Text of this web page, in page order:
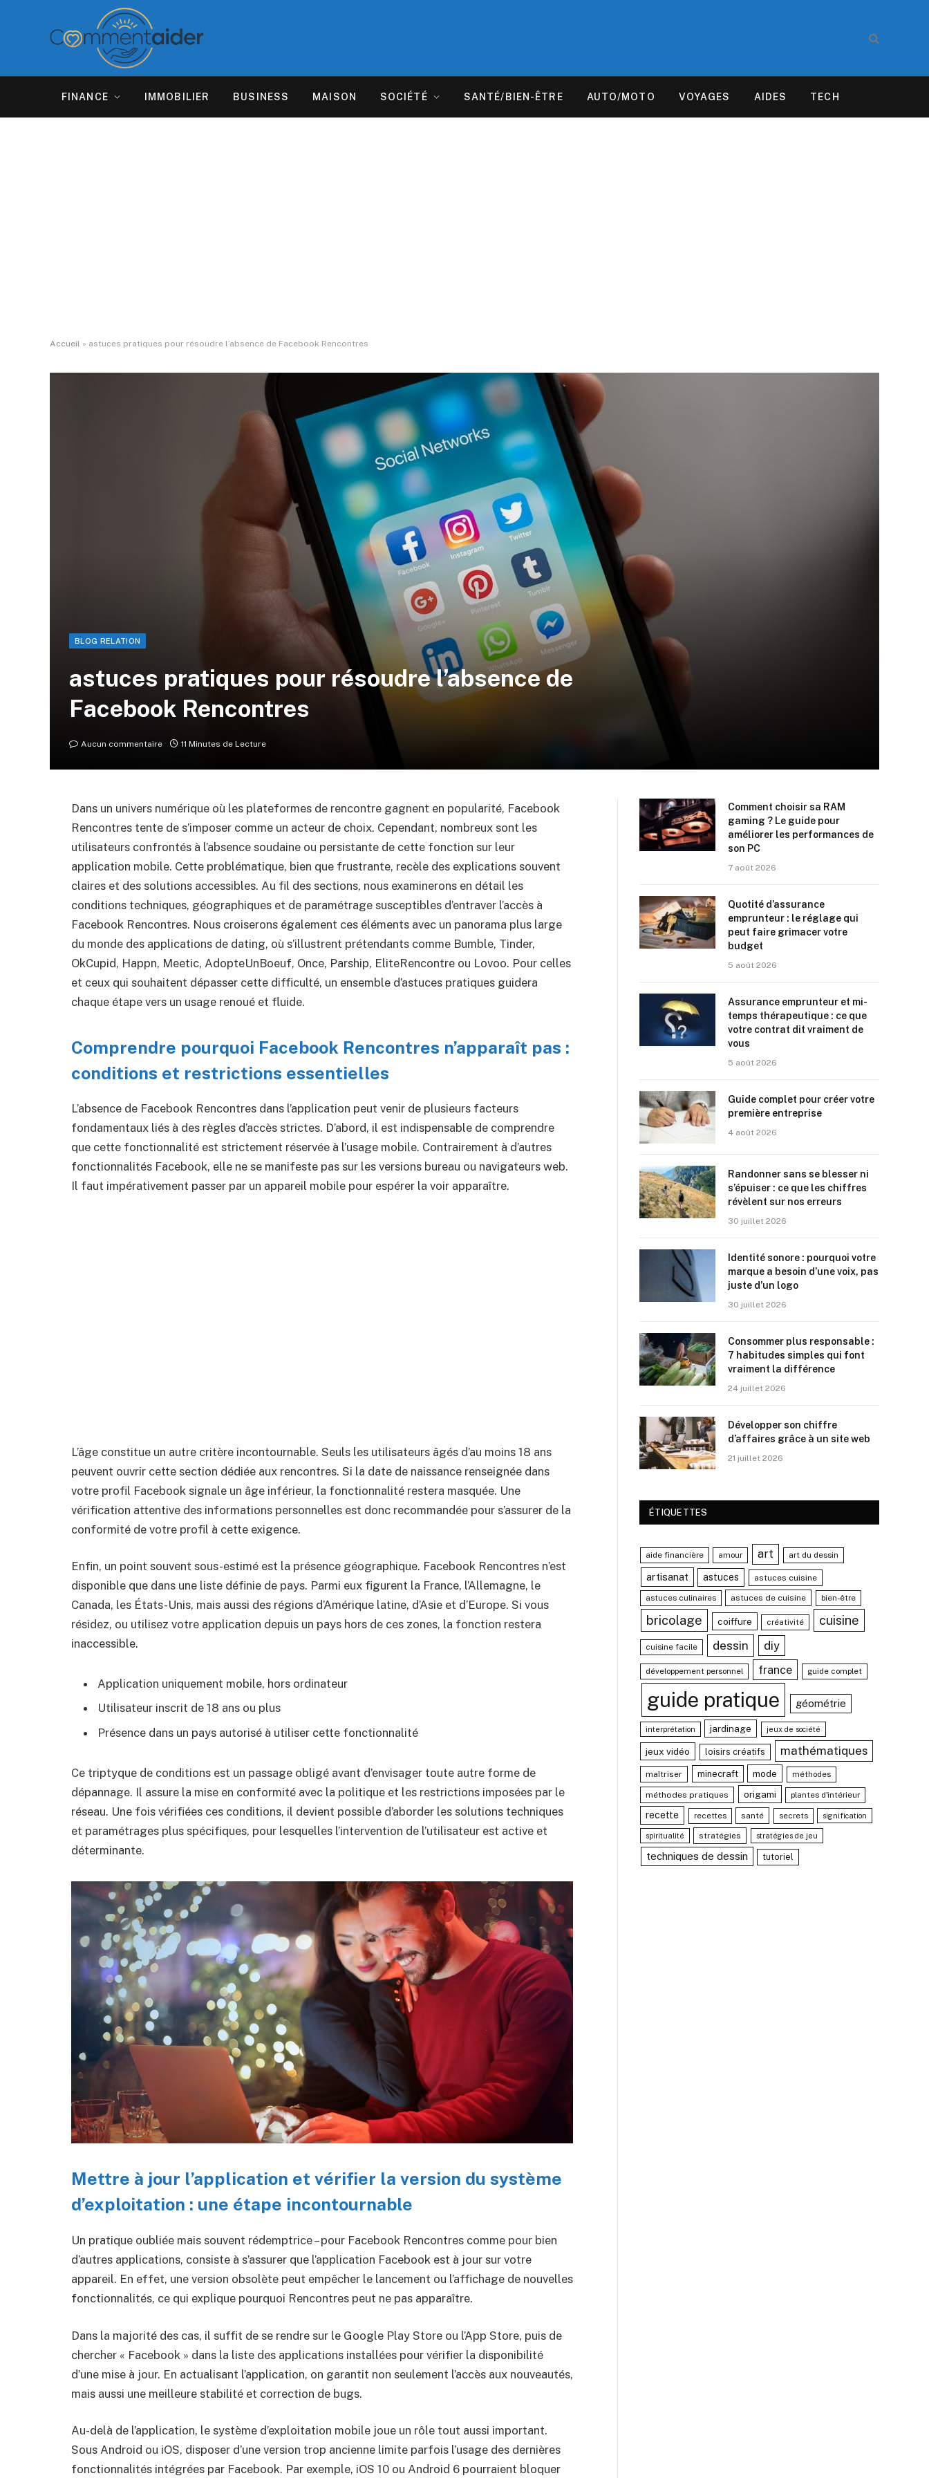
FINANCE IMMOBILIER BUSINESS MAISON SOCIÉTÉ SANTÉ/BIEN-ÊTRE AUTO/MOTO VOYAGES AIDES TECH
Accueil » astuces pratiques pour résoudre l’absence de Facebook Rencontres
BLOG RELATION
astuces pratiques pour résoudre l’absence de
Facebook Rencontres
Aucun commentaire 11 Minutes de Lecture
Dans un univers numérique où les plateformes de rencontre gagnent en popularité, Facebook
Rencontres tente de s’imposer comme un acteur de choix. Cependant, nombreux sont les
utilisateurs confrontés à l’absence soudaine ou persistante de cette fonction sur leur
application mobile. Cette problématique, bien que frustrante, recèle des explications souvent
claires et des solutions accessibles. Au fil des sections, nous examinerons en détail les
conditions techniques, géographiques et de paramétrage susceptibles d’entraver l’accès à
Facebook Rencontres. Nous croiserons également ces éléments avec un panorama plus large
du monde des applications de dating, où s’illustrent prétendants comme Bumble, Tinder,
OkCupid, Happn, Meetic, AdopteUnBoeuf, Once, Parship, EliteRencontre ou Lovoo. Pour celles
et ceux qui souhaitent dépasser cette difficulté, un ensemble d’astuces pratiques guidera
chaque étape vers un usage renoué et fluide.
Comprendre pourquoi Facebook Rencontres n’apparaît pas :
conditions et restrictions essentielles
L’absence de Facebook Rencontres dans l’application peut venir de plusieurs facteurs
fondamentaux liés à des règles d’accès strictes. D’abord, il est indispensable de comprendre
que cette fonctionnalité est strictement réservée à l’usage mobile. Contrairement à d’autres
fonctionnalités Facebook, elle ne se manifeste pas sur les versions bureau ou navigateurs web.
Il faut impérativement passer par un appareil mobile pour espérer la voir apparaître.
L’âge constitue un autre critère incontournable. Seuls les utilisateurs âgés d’au moins 18 ans
peuvent ouvrir cette section dédiée aux rencontres. Si la date de naissance renseignée dans
votre profil Facebook signale un âge inférieur, la fonctionnalité restera masquée. Une
vérification attentive des informations personnelles est donc recommandée pour s’assurer de la
conformité de votre profil à cette exigence.
Enfin, un point souvent sous-estimé est la présence géographique. Facebook Rencontres n’est
disponible que dans une liste définie de pays. Parmi eux figurent la France, l’Allemagne, le
Canada, les États-Unis, mais aussi des régions d’Amérique latine, d’Asie et d’Europe. Si vous
résidez, ou utilisez votre application depuis un pays hors de ces zones, la fonction restera
inaccessible.
Application uniquement mobile, hors ordinateur
Utilisateur inscrit de 18 ans ou plus
Présence dans un pays autorisé à utiliser cette fonctionnalité
Ce triptyque de conditions est un passage obligé avant d’envisager toute autre forme de
dépannage. Il assure la mise en conformité avec la politique et les restrictions imposées par le
réseau. Une fois vérifiées ces conditions, il devient possible d’aborder les solutions techniques
et paramétrages plus spécifiques, pour lesquelles l’intervention de l’utilisateur est active et
déterminante.
Mettre à jour l’application et vérifier la version du système
d’exploitation : une étape incontournable
Un pratique oubliée mais souvent rédemptrice – pour Facebook Rencontres comme pour bien
d’autres applications, consiste à s’assurer que l’application Facebook est à jour sur votre
appareil. En effet, une version obsolète peut empêcher le lancement ou l’affichage de nouvelles
fonctionnalités, ce qui explique pourquoi Rencontres peut ne pas apparaître.
Dans la majorité des cas, il suffit de se rendre sur le Google Play Store ou l’App Store, puis de
chercher « Facebook » dans la liste des applications installées pour vérifier la disponibilité
d’une mise à jour. En actualisant l’application, on garantit non seulement l’accès aux nouveautés,
mais aussi une meilleure stabilité et correction de bugs.
Au-delà de l’application, le système d’exploitation mobile joue un rôle tout aussi important.
Sous Android ou iOS, disposer d’une version trop ancienne limite parfois l’usage des dernières
fonctionnalités intégrées par Facebook. Par exemple, iOS 10 ou Android 6 pourraient bloquer
Comment choisir sa RAM
gaming ? Le guide pour
améliorer les performances de
son PC
7 août 2026
Quotité d’assurance
emprunteur : le réglage qui
peut faire grimacer votre
budget
5 août 2026
Assurance emprunteur et mi-
temps thérapeutique : ce que
votre contrat dit vraiment de
vous
5 août 2026
Guide complet pour créer votre
première entreprise
4 août 2026
Randonner sans se blesser ni
s’épuiser : ce que les chiffres
révèlent sur nos erreurs
30 juillet 2026
Identité sonore : pourquoi votre
marque a besoin d’une voix, pas
juste d’un logo
30 juillet 2026
Consommer plus responsable :
7 habitudes simples qui font
vraiment la différence
24 juillet 2026
Développer son chiffre
d’affaires grâce à un site web
21 juillet 2026
ÉTIQUETTES
aide financière amour art art du dessin
artisanat astuces astuces cuisine
astuces culinaires astuces de cuisine bien-être
bricolage coiffure créativité cuisine
cuisine facile dessin diy
développement personnel france guide complet
guide pratique géométrie
interprétation jardinage jeux de société
jeux vidéo loisirs créatifs mathématiques
maîtriser minecraft mode méthodes
méthodes pratiques origami plantes d'intérieur
recette recettes santé secrets signification
spiritualité stratégies stratégies de jeu
techniques de dessin tutoriel